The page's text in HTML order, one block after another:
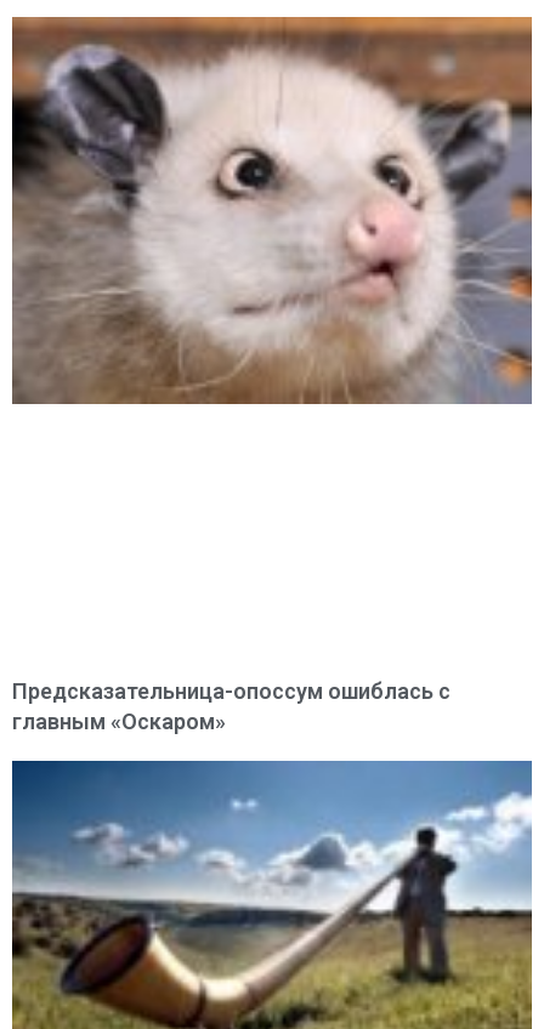
Предсказательница-опоссум ошиблась с
главным «Оскаром»